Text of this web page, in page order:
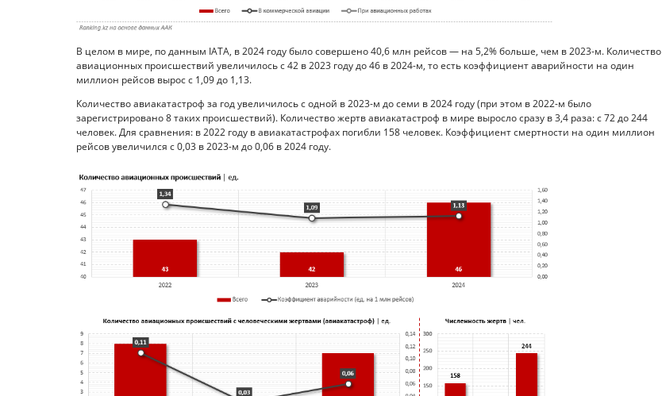
В целом в мире, по данным IATA, в 2024 году было совершено 40,6 млн рейсов — на 5,2% больше, чем в 2023-м. Количество
авиационных происшествий увеличилось с 42 в 2023 году до 46 в 2024-м, то есть коэффициент аварийности на один
миллион рейсов вырос с 1,09 до 1,13.
Количество авиакатастроф за год увеличилось с одной в 2023-м до семи в 2024 году (при этом в 2022-м было
зарегистрировано 8 таких происшествий). Количество жертв авиакатастроф в мире выросло сразу в 3,4 раза: с 72 до 244
человек. Для сравнения: в 2022 году в авиакатастрофах погибли 158 человек. Коэффициент смертности на один миллион
рейсов увеличился с 0,03 в 2023-м до 0,06 в 2024 году.